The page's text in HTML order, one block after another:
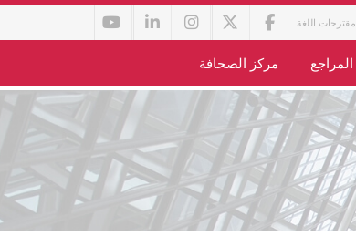
مقترحات اللغة
المراجع مركز الصحافة